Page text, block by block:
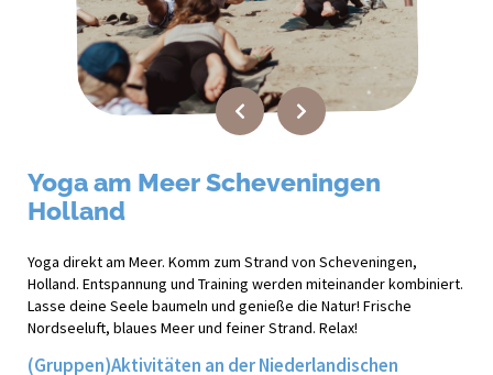
Yoga am Meer Scheveningen
Holland
Yoga direkt am Meer. Komm zum Strand von Scheveningen,
Holland. Entspannung und Training werden miteinander kombiniert.
Lasse deine Seele baumeln und genieße die Natur! Frische
Nordseeluft, blaues Meer und feiner Strand. Relax!
(Gruppen)Aktivitäten an der Niederlandischen